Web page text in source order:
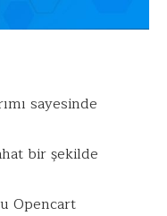
sayesinde
bir şekilde
Opencart